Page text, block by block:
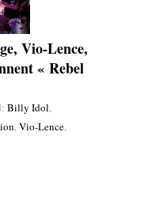
Vio-Lence,
« Rebel
Billy Idol,
,Vio-Lence,